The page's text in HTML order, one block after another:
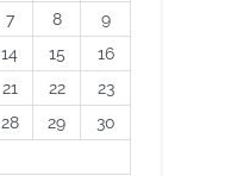
7 8
9
14 15
16
21 22
23
28 29
30